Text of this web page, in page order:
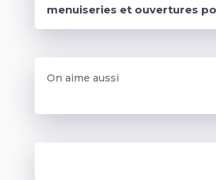
menuiseries et ouvertures
On aime aussi